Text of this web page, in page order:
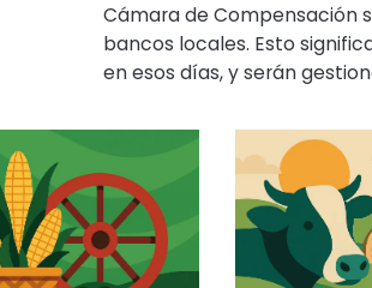
Cámara de Compensación
bancos locales. Esto
en esos días, y serán